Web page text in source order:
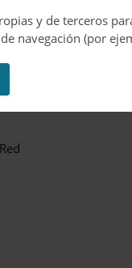
y de terceros
navegación (por